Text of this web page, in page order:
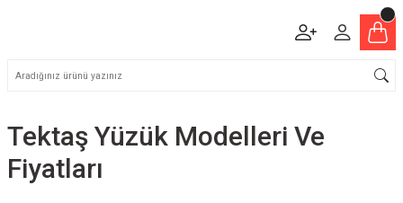
Tektaş Yüzük Modelleri Ve
Fiyatları